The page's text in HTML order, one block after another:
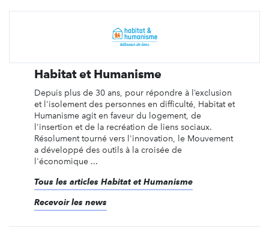
Habitat et Humanisme
Depuis plus de 30 ans, pour répondre à l’exclusion
et l'isolement des personnes en difficulté, Habitat et
Humanisme agit en faveur du logement, de
l'insertion et de la recréation de liens sociaux.
Résolument tourné vers l'innovation, le Mouvement
a développé des outils à la croisée de
l'économique ...
Tous les articles Habitat et Humanisme
Recevoir les news